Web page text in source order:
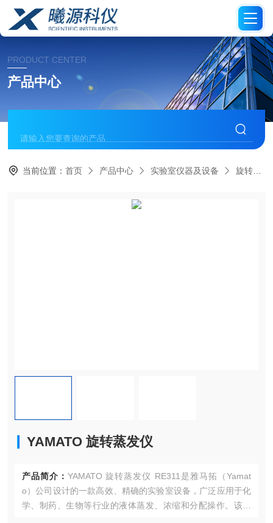
PRODUCT CENTER
产品中心
当前位置：首页 产品中心 实验室仪器及设备 旋转蒸发仪
YAMATO 旋转蒸发仪
产品简介： YAMATO 旋转蒸发仪 RE311是雅马拓（Yamat
o）公司设计的一款高效、精确的实验室设备，广泛应用于化
学、制药、生物等行业的液体蒸发、浓缩和分配操作。该设